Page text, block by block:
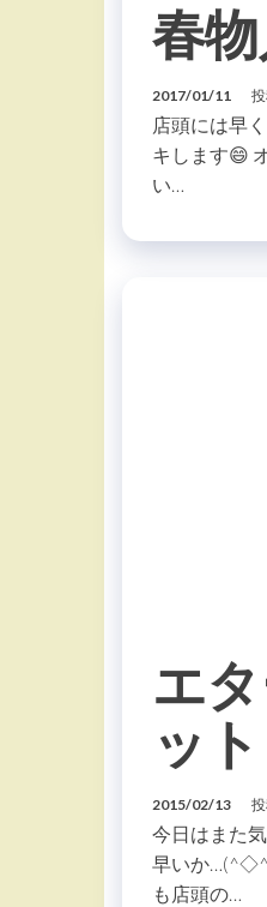
春
2017/01/11
店頭には早
キします😄
い…
エ
ット
2015/02/13
今日はまた
早いか
も店頭の…